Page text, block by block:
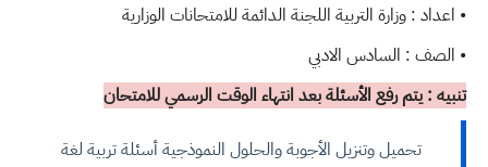
• اعداد : وزارة التربية اللجنة الدائمة للامتحانات الوزارية
• الصف : السادس الادبي
تنبيه : يتم رفع الأسئلة بعد انتهاء الوقت الرسمي للامتحان
تحميل وتنزيل الأجوبة والحلول النموذجية أسئلة تربية لغة